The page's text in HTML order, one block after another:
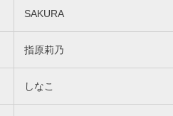
SAKURA
指原莉乃
しなこ